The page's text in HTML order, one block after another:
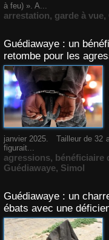
à feu) ». A...
arrestation, garde à vue,
Guédiawaye : un
retombe pour les
janvier 2025. Tailleur de 32
figurait...
agressions, bénéficiaire
Guédiawaye, Simol
Guédiawaye : un
ébats avec une